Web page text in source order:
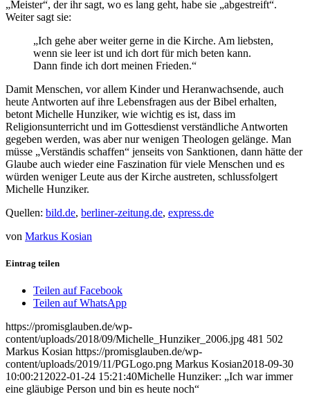
„Meister“, der ihr sagt, wo es lang geht, habe sie „abgestreift“.
Weiter sagt sie:
„Ich gehe aber weiter gerne in die Kirche. Am liebsten,
wenn sie leer ist und ich dort für mich beten kann.
Dann finde ich dort meinen Frieden.“
Damit Menschen, vor allem Kinder und Heranwachsende, auch
heute Antworten auf ihre Lebensfragen aus der Bibel erhalten,
betont Michelle Hunziker, wie wichtig es ist, dass im
Religionsunterricht und im Gottesdienst verständliche Antworten
gegeben werden, was aber nur wenigen Theologen gelänge. Man
müsse „Verständis schaffen“ jenseits von Sanktionen, dann hätte der
Glaube auch wieder eine Faszination für viele Menschen und es
würden weniger Leute aus der Kirche austreten, schlussfolgert
Michelle Hunziker.
Quellen: bild.de, berliner-zeitung.de, express.de
von Markus Kosian
Eintrag teilen
Teilen auf Facebook
Teilen auf WhatsApp
https://promisglauben.de/wp-
content/uploads/2018/09/Michelle_Hunziker_2006.jpg 481 502
Markus Kosian https://promisglauben.de/wp-
content/uploads/2019/11/PGLogo.png Markus Kosian2018-09-30
10:00:21 2022-01-24 15:21:40Michelle Hunziker: „Ich war immer
eine gläubige Person und bin es heute noch“